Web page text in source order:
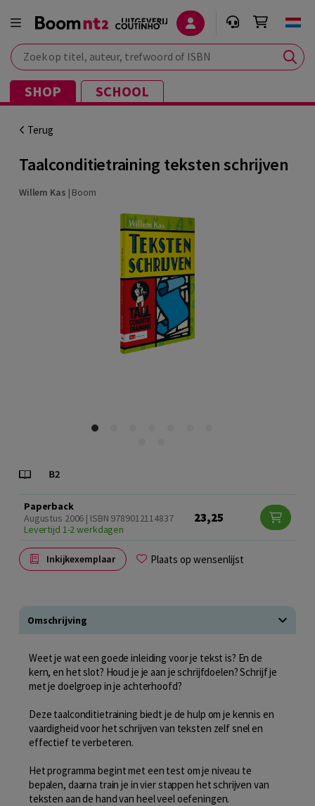
Zoek op titel, auteur, trefwoord of ISBN
SHOP SCHOOL
Terug
Taalconditietraining teksten schrijven
Willem Kas | Boom
Paperback
Augustus 2006 | ISBN 9789012114837
Levertijd 1-2 werkdagen
23,25
Inkijkexemplaar Plaats op wensenlijst
Omschrijving
Weet je wat een goede inleiding voor je tekst is? En de
kern, en het slot? Houd je je aan je schrijfdoelen? Schrijf je
met je doelgroep in je achterhoofd?
Deze taalconditietraining biedt je de hulp om je kennis en
vaardigheid voor het schrijven van teksten zelf snel en
effectief te verbeteren.
Het programma begint met een test om je niveau te
bepalen, daarna train je in vier stappen het schrijven van
teksten aan de hand van heel veel oefeningen.